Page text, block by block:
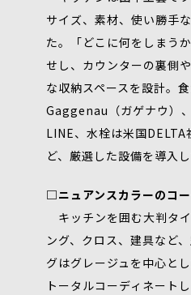
サイズ、素材、使い勝手
た。「どこに何をしまう
せし、カウンターの裏側
な収納スペースを設計。
Gaggenau（ガゲナウ）
LINE、水栓は米国
ど、厳選した設備を導入し
□ニュアンスカラーのコ
キッチンを囲む大判タ
ング、クロス、建具など
グはグレージュを中心と
トータルコーディネート